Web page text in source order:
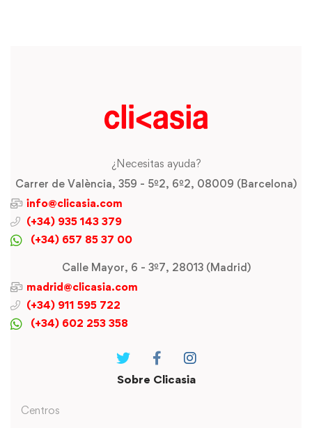
¿Necesitas ayuda?
Carrer de València, 359 - 5º2, 6º2, 08009 (Barcelona)
info@clicasia.com
(+34) 935 143 379
(+34) 657 85 37 00
Calle Mayor, 6 - 3º7, 28013 (Madrid)
madrid@clicasia.com
(+34) 911 595 722
(+34) 602 253 358
Sobre Clicasia
Centros